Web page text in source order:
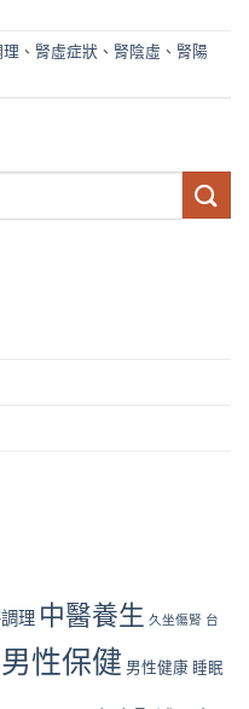
、 腎虛症狀 、 腎陰虛 、 腎陽
理 中醫養生 久坐傷腎 台
男性保健 男性健康 睡眠